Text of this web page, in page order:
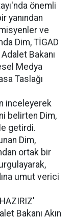
önemli
yanından
ve
Dim, TİGAD
Bakanı
Medya
Taslağı
inceleyerek
belirten Dim,
getirdi.
Dim,
ortak bir
umut verici
Bakanı Akın